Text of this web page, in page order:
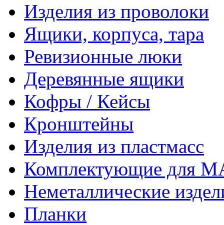
Изделия из проволоки
Ящики, корпуса, тара
Ревизионные люки
Деревянные ящики
Кофры / Кейсы
Кронштейны
Изделия из пластмасс
Комплектующие для
Неметаллические
Планки